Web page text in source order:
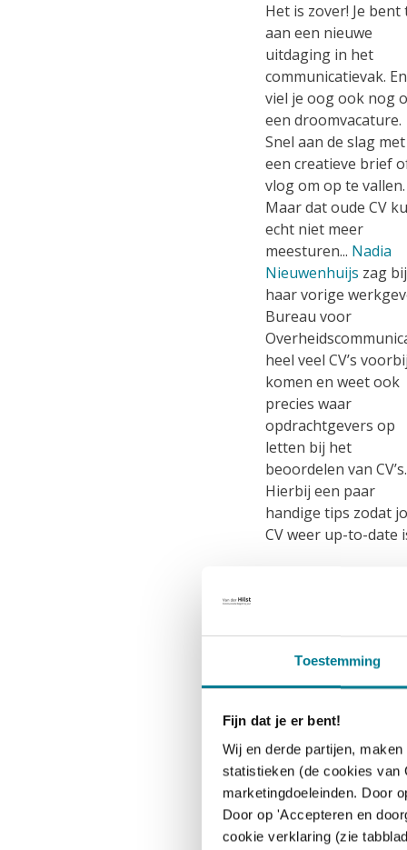
Toestemming
Fijn dat je er bent!
Wij en derde partijen,
statistieken (de cookies van
marketingdoeleinden. Door
Door op 'Accepteren en
cookie verklaring (zie
Het is zover! Je bent
aan een nieuwe
uitdaging in het
communicatievak.
viel je oog ook nog
een droomvacature.
Snel aan de slag met
een creatieve brief
vlog om op te vallen.
Maar dat oude CV
echt niet meer
meesturen... Nadia
Nieuwenhuijs zag bij
haar vorige
Bureau voor
heel veel CV’s voorbij
komen en weet ook
precies waar
opdrachtgevers op
letten bij het
beoordelen van CV’s.
Hierbij een paar
handige tips zodat
CV weer up-to-date